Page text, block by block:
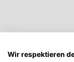
Wir respektieren